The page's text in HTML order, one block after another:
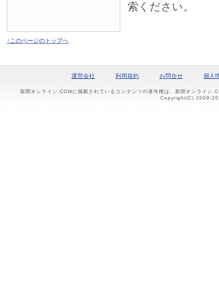
索ください。
↑このページのトップへ
運営会社 利用規約 お問合せ 個人
新聞オンライン.COMに掲載されているコンテンツの著作権は、新聞オンライン
Copyright(C) 2009-